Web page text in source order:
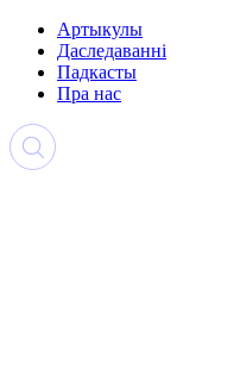
Артыкулы
Даследаванні
Падкасты
Пра нас